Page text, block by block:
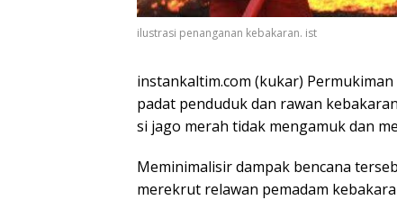
ilustrasi penanganan kebakaran. ist
instankaltim.com (kukar)
padat penduduk dan rawan
si jago merah tidak mengamuk dan
Meminimalisir dampak bencana
merekrut relawan pemadam